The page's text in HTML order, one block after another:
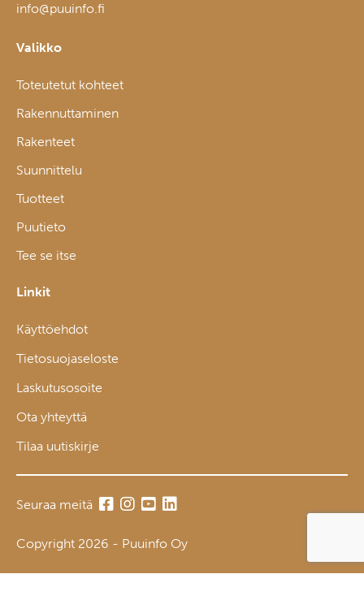
info@puuinfo.fi
Valikko
Toteutetut kohteet
Rakennuttaminen
Rakenteet
Suunnittelu
Tuotteet
Puutieto
Tee se itse
Linkit
Käyttöehdot
Tietosuojaseloste
Laskutusosoite
Ota yhteyttä
Tilaa uutiskirje
Seuraa meitä
Copyright 2026 - Puuinfo Oy